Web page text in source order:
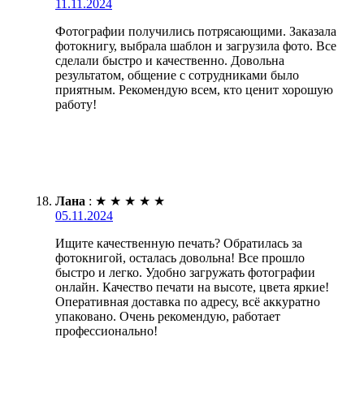
11.11.2024
Фотографии получились потрясающими. Заказала
фотокнигу, выбрала шаблон и загрузила фото. Все
сделали быстро и качественно. Довольна
результатом, общение с сотрудниками было
приятным. Рекомендую всем, кто ценит хорошую
работу!
Лана : ★ ★ ★ ★ ★
05.11.2024
Ищите качественную печать? Обратилась за
фотокнигой, осталась довольна! Все прошло
быстро и легко. Удобно загружать фотографии
онлайн. Качество печати на высоте, цвета яркие!
Оперативная доставка по адресу, всё аккуратно
упаковано. Очень рекомендую, работает
профессионально!